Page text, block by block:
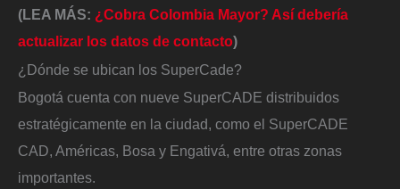
(LEA MÁS: ¿Cobra Colombia Mayor? Así debería
actualizar los datos de contacto)
¿Dónde se ubican los SuperCade?
Bogotá cuenta con nueve SuperCADE distribuidos
estratégicamente en la ciudad, como el SuperCADE
CAD, Américas, Bosa y Engativá, entre otras zonas
importantes.